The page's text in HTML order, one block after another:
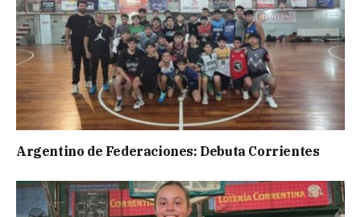
Argentino de Federaciones: Debuta Corrientes